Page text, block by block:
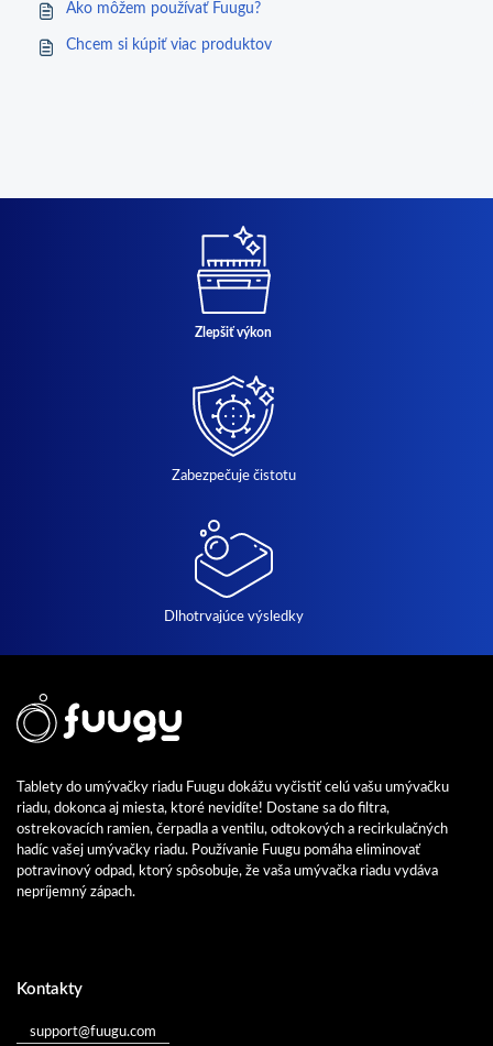
Ako môžem používať Fuugu?
Chcem si kúpiť viac produktov
Zlepšiť výkon
Zabezpečuje čistotu
Dlhotrvajúce výsledky
Tablety do umývačky riadu Fuugu dokážu vyčistiť celú vašu umývačku
riadu, dokonca aj miesta, ktoré nevidíte! Dostane sa do filtra,
ostrekovacích ramien, čerpadla a ventilu, odtokových a recirkulačných
hadíc vašej umývačky riadu. Používanie Fuugu pomáha eliminovať
potravinový odpad, ktorý spôsobuje, že vaša umývačka riadu vydáva
nepríjemný zápach.
Kontakty
support@fuugu.com